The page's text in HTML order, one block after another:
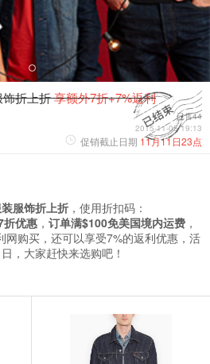
饰折上折享额外7折+7%返利
已售44
2015-11-05 19:13
促销截止日期 11月11日23点
服饰折上折 ，使用折扣码：
折优惠 ， 订单满$100免美国境内运费 ，
网购买，还可以享受7%的返利优惠，活
，大家赶快来选购吧！